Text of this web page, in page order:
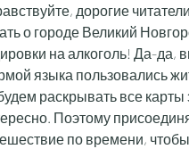
дорогие
о городе Великий
на алкоголь! Да-
языка пользовались
раскрывать все карты
Поэтому
по времени,